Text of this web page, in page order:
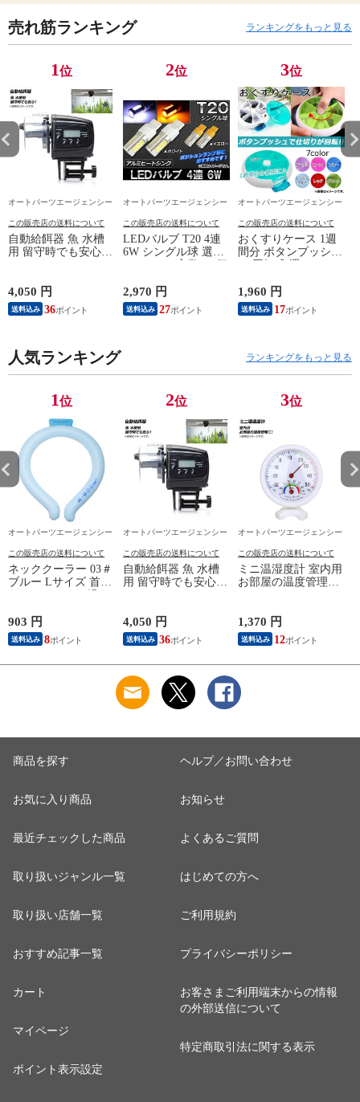
売れ筋ランキング ランキングをもっと見る
1位
オートパーツエージェンシー
この販売店の送料について
自動給餌器 魚 水槽
用 留守時でも安心！
4,050 円
送料込み 36
2位
オートパーツエージェンシー
この販売店の送料について
LEDバルブ T20 4連
6W シングル球 選べ
2,970 円
送料込み 27
3位
オートパーツエージェンシー
この販売店の送料について
おくすりケース 1週
間分 ボタンプッシ
1,960 円
送料込み 17
人気ランキング ランキングをもっと見る
1位
オートパーツエージェンシー
この販売店の送料について
ネッククーラー 03＃
ブルー Lサイズ 首ま
L03BL
903 円
送料込み 8
2位
オートパーツエージェンシー
この販売店の送料について
自動給餌器 魚 水槽
用 留守時でも安心！
4,050 円
送料込み 36
3位
オートパーツエージェンシー
この販売店の送料について
ミニ温湿度計 室内用
お部屋の温度管理
1,370 円
送料込み 12
商品を探す
お気に入り商品
最近チェックした商品
取り扱いジャンル一覧
取り扱い店舗一覧
おすすめ記事一覧
カート
マイページ
ポイント表示設定
ヘルプ／お問い合わせ
お知らせ
よくあるご質問
はじめての方へ
ご利用規約
プライバシーポリシー
お客さまご利用端末からの情報
の外部送信について
特定商取引法に関する表示